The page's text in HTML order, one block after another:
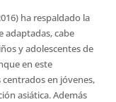
ha respaldado la
adaptadas, cabe
y adolescentes de
en este
en jóvenes,
asiática. Además